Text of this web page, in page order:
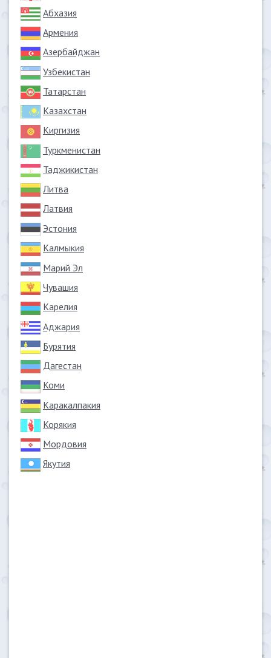
Абхазия
Армения
Азербайджан
Узбекистан
Татарстан
Казахстан
Киргизия
Туркменистан
Таджикистан
Литва
Латвия
Эстония
Калмыкия
Марий Эл
Чувашия
Карелия
Аджария
Бурятия
Дагестан
Коми
Каракалпакия
Корякия
Мордовия
Якутия